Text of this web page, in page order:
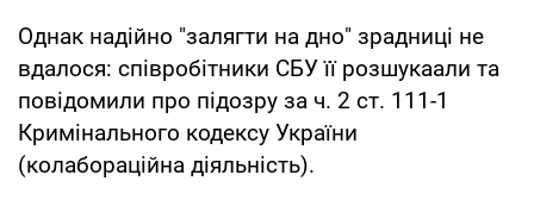
Однак надійно "залягти на дно" зрадниці не
вдалося: співробітники СБУ її розшукаали та
повідомили про підозру за ч. 2 ст. 111-1
Кримінального кодексу України
(колабораційна діяльність).